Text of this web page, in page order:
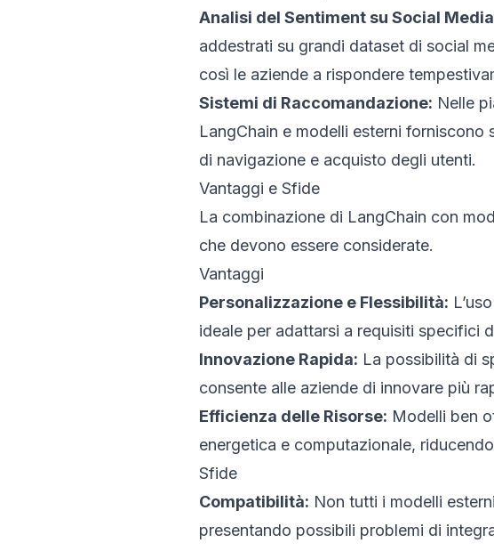
Analisi del Sentiment su Social
addestrati su grandi dataset di social
così le aziende a rispondere
Sistemi di Raccomandazione: Nelle
LangChain e modelli esterni
di navigazione e acquisto degli utenti.
Vantaggi e Sfide
La combinazione di LangChain con
che devono essere considerate.
Vantaggi
Personalizzazione e Flessibilità:
ideale per adattarsi a requisiti specifici
Innovazione Rapida: La possibilità di
consente alle aziende di innovare più
Efficienza delle Risorse: Modelli ben
energetica e computazionale,
Sfide
Compatibilità: Non tutti i modelli
presentando possibili problemi di